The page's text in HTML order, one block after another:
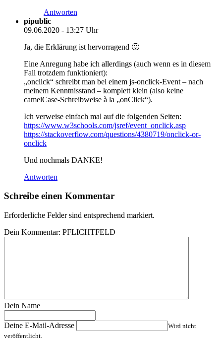
Antworten
pipublic
09.06.2020 - 13:27 Uhr
Ja, die Erklärung ist hervorragend 🙂
Eine Anregung habe ich allerdings (auch wenn es in diesem
Fall trotzdem funktioniert):
„onclick“ schreibt man bei einem js-onclick-Event – nach
meinem Kenntnisstand – komplett klein (also keine
camelCase-Schreibweise à la „onClick“).
Ich verweise einfach mal auf die folgenden Seiten:
https://www.w3schools.com/jsref/event_onclick.asp
https://stackoverflow.com/questions/4380719/onclick-or-
onclick
Und nochmals DANKE!
Antworten
Schreibe einen Kommentar
Erforderliche Felder sind entsprechend markiert.
Dein Kommentar: PFLICHTFELD
Dein Name
Deine E-Mail-Adresse
Wird nicht
veröffentlicht.